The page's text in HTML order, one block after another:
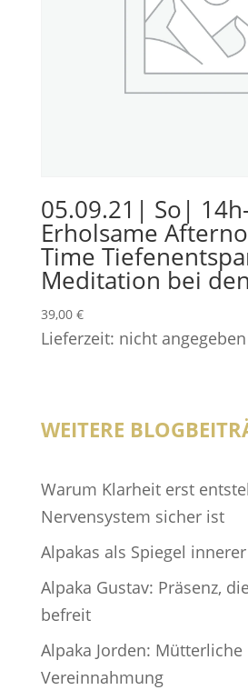
05.09.21| So|
Erholsame
Time
Meditation bei
39,00 €
Lieferzeit: nicht angegeben
WEITERE
Warum Klarheit erst
Nervensystem sicher ist
Alpakas als Spiegel
Alpaka Gustav: Präsenz,
befreit
Alpaka Jorden:
Vereinnahmung